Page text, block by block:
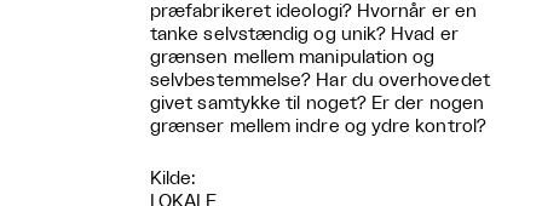
præfabrikeret ideologi? Hvornår er en
tanke selvstændig og unik? Hvad er
grænsen mellem manipulation og
selvbestemmelse? Har du overhovedet
givet samtykke til noget? Er der nogen
grænser mellem indre og ydre kontrol?
Kilde:
LOKALE